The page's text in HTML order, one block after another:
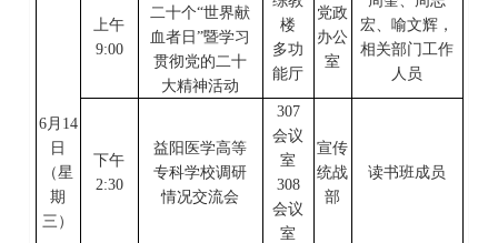
6月 14
日
（星
期
三 ）
上午
9:00
二十个“世界献
血者日”暨学习
贯彻党的二十
大精神活动
楼
多功
能厅
党政
办公
室
宏、喻文辉，
相关部门工作
人员
下午
2:30
益阳医学高等
专科学校调研
情况交流会
307
会议
室
308
会议
室
宣传
统战
部
读书班成员